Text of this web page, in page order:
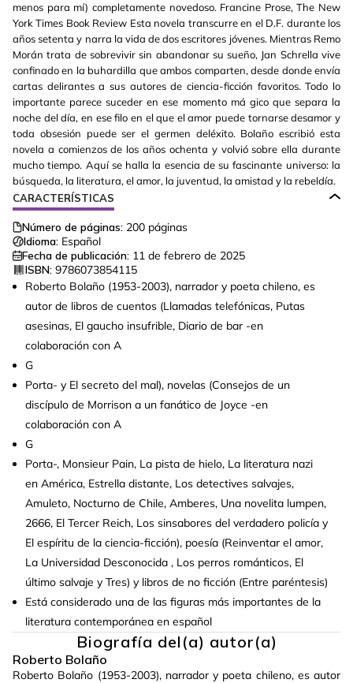
menos para mí) completamente novedoso. Francine Prose, The New
York Times Book Review Esta novela transcurre en el D.F. durante los
años setenta y narra la vida de dos escritores jóvenes. Mientras Remo
Morán trata de sobrevivir sin abandonar su sueño, Jan Schrella vive
confinado en la buhardilla que ambos comparten, desde donde envía
cartas delirantes a sus autores de ciencia-ficción favoritos. Todo lo
importante parece suceder en ese momento má gico que separa la
noche del día, en ese filo en el que el amor puede tornarse desamor y
toda obsesión puede ser el germen deléxito. Bolaño escribió esta
novela a comienzos de los años ochenta y volvió sobre ella durante
mucho tiempo. Aquí se halla la esencia de su fascinante universo: la
búsqueda, la literatura, el amor, la juventud, la amistad y la rebeldía.
CARACTERÍSTICAS
Número de páginas: 200 páginas
Idioma: Español
Fecha de publicación: 11 de febrero de 2025
ISBN: 9786073854115
Roberto Bolaño (1953-2003), narrador y poeta chileno, es
autor de libros de cuentos (Llamadas telefónicas, Putas
asesinas, El gaucho insufrible, Diario de bar -en
colaboración con A
G
Porta- y El secreto del mal), novelas (Consejos de un
discípulo de Morrison a un fanático de Joyce -en
colaboración con A
G
Porta-, Monsieur Pain, La pista de hielo, La literatura nazi
en América, Estrella distante, Los detectives salvajes,
Amuleto, Nocturno de Chile, Amberes, Una novelita lumpen,
2666, El Tercer Reich, Los sinsabores del verdadero policía y
El espíritu de la ciencia-ficción), poesía (Reinventar el amor,
La Universidad Desconocida , Los perros románticos, El
último salvaje y Tres) y libros de no ficción (Entre paréntesis)
Está considerado una de las figuras más importantes de la
literatura contemporánea en español
Biografía del(a) autor(a)
Roberto Bolaño
Roberto Bolaño (1953-2003), narrador y poeta chileno, es autor